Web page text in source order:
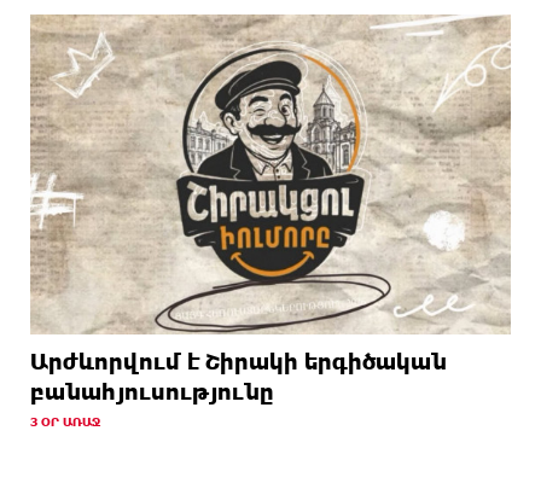
Արժևորվում է Շիրակի երգիծական
բանահյուսությունը
3 ՕՐ ԱՌԱՋ